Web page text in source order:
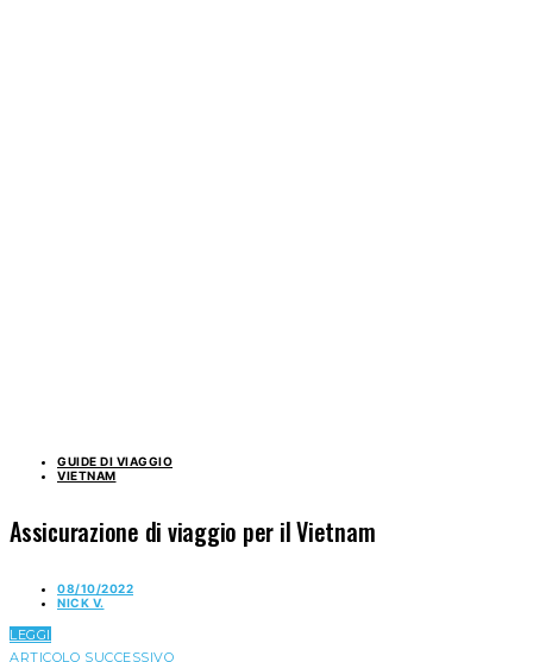
GUIDE DI VIAGGIO
VIETNAM
Assicurazione di viaggio per il Vietnam
08/10/2022
NICK V.
LEGGI
ARTICOLO SUCCESSIVO